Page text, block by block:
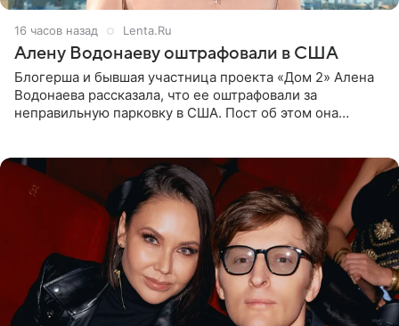
16 часов назад Lenta.Ru
Алену Водонаеву оштрафовали в США
Блогерша и бывшая участница проекта «Дом 2» Алена
Водонаева рассказала, что ее оштрафовали за
неправильную парковку в США. Пост об этом она